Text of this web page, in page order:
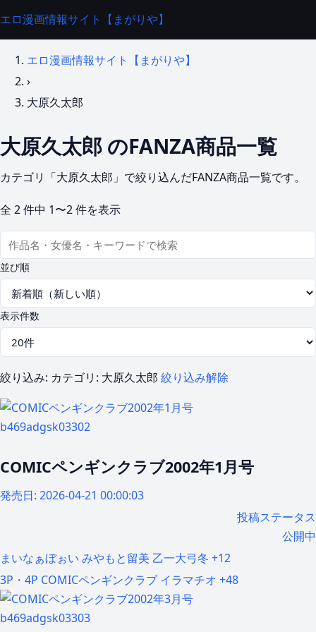
エロ漫画情報サイト【まがりや】
エロ漫画情報サイト【まがりや】
›
大原久太郎
大原久太郎 のFANZA商品一覧
カテゴリ「大原久太郎」で絞り込んだFANZA商品一覧です。
全 2件中 1〜2件を表示
並び順
表示件数
絞り込み: カテゴリ: 大原久太郎 絞り込み解除
b469adgsk03302
COMICペンギンクラブ2002年1月号
発売日: 2026-04-21 00:00:03
投稿ステータス
公開中
まいなぁぼぉい みやもと留美 乙一大弓冬 +12
3P・4P COMICペンギンクラブ イラマチオ +48
b469adgsk03303